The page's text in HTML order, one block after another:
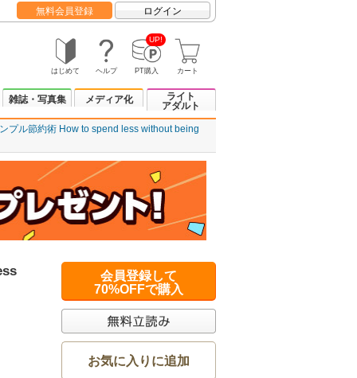
無料会員登録 ログイン
はじめて ヘルプ
UP!
PT購入 カート
雑誌・写真集 メディア化
ライト
アダルト
プル節約術 How to spend less without being
会員登録して
70%OFFで購入
お気に入りに追加